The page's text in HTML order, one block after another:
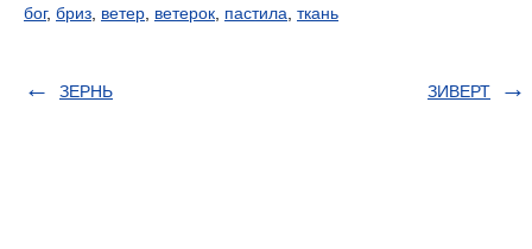
бог, бриз ветер ветерок пастила ткань
ЗЕРНЬ ЗИВЕРТ